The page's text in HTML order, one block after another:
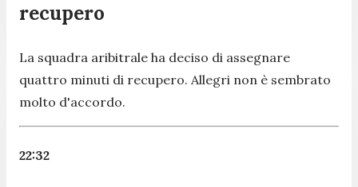
recupero
La squadra aribitrale ha deciso di assegnare
quattro minuti di recupero. Allegri non è sembrato
molto d'accordo.
22:32